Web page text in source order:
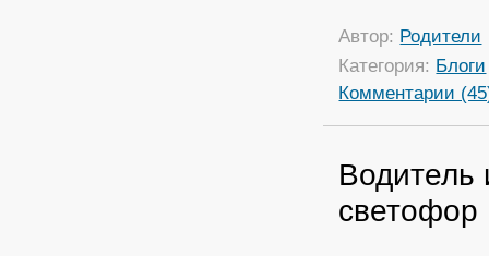
Автор: Родители
Категория: Блоги
Комментарии
Водитель
светофор